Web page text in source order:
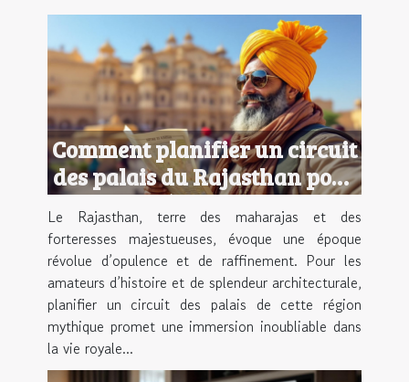
Comment planifier un circuit
des palais du Rajasthan pour
une expérience royale ?
Le Rajasthan, terre des maharajas et des
forteresses majestueuses, évoque une époque
révolue d’opulence et de raffinement. Pour les
amateurs d’histoire et de splendeur architecturale,
planifier un circuit des palais de cette région
mythique promet une immersion inoubliable dans
la vie royale...